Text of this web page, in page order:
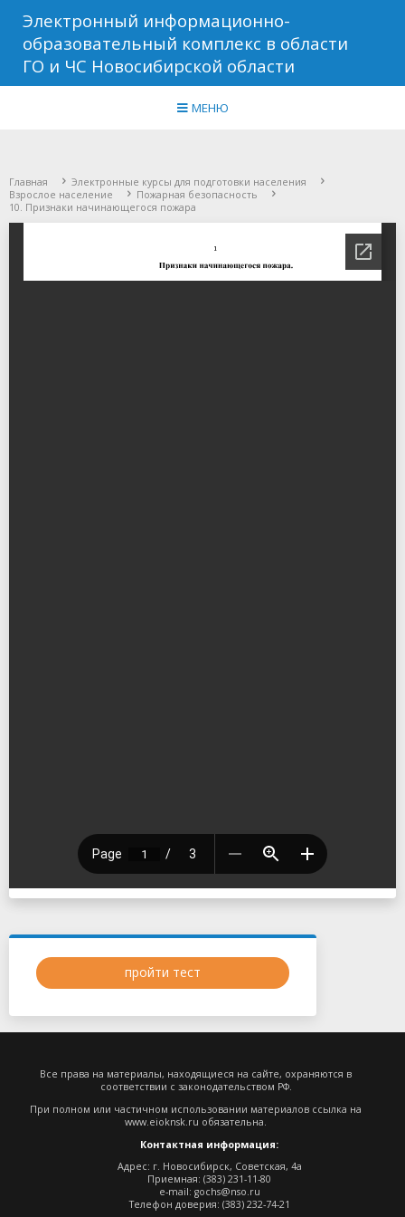
Электронный информационно-
образовательный комплекс в области
ГО и ЧС Новосибирской области
МЕНЮ
Главная
Электронные курсы для подготовки населения
Взрослое население
Пожарная безопасность
10. Признаки начинающегося пожара
пройти тест
Все права на материалы, находящиеся на сайте, охраняются в
соответствии с законодательством РФ.
При полном или частичном использовании материалов ссылка на
www.eioknsk.ru обязательна.
Контактная информация:
Адрес: г. Новосибирск, Советская, 4а
Приемная: (383) 231-11-80
e-mail: gochs@nso.ru
Телефон доверия: (383) 232-74-21